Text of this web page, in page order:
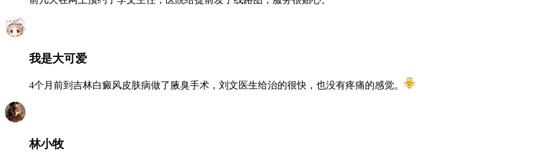
我是大可爱
4个月前到吉林白癜风皮肤病做了腋臭手术，刘文医生给治的很快，也没有疼痛的感觉。
林小牧